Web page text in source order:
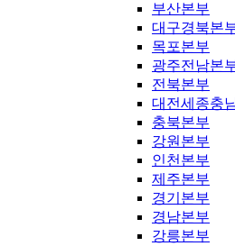
부산본부
대구경북본
목포본부
광주전남본
전북본부
대전세종충
충북본부
강원본부
인천본부
제주본부
경기본부
경남본부
강릉본부